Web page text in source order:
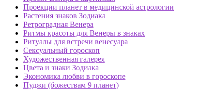
Проекции планет в медицинской астрологии
Растения знаков Зодиака
Ретроградная Венера
Ритмы красоты для Венеры в знаках
Ритуалы для встречи венесуара
Сексуальный гороскоп
Художественная галерея
Цвета и знаки Зодиака
Экономика любви в гороскопе
Пуджи (божествам 9 планет)